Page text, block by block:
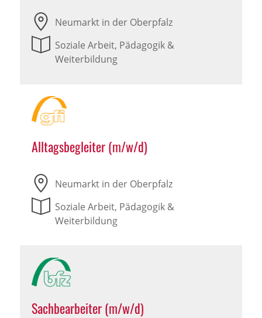
Neumarkt in der Oberpfalz
Soziale Arbeit, Pädagogik &
Weiterbildung
Alltagsbegleiter (m/w/d)
Neumarkt in der Oberpfalz
Soziale Arbeit, Pädagogik &
Weiterbildung
Sachbearbeiter (m/w/d)